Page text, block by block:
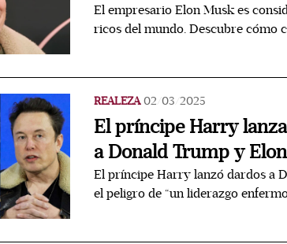
El empresario Elon Musk es
ricos del mundo. Descubre cómo
REALEZA 02/03/2025
El príncipe Harry
a Donald Trump y
El príncipe Harry lanzó dardos a
el peligro de “un liderazgo